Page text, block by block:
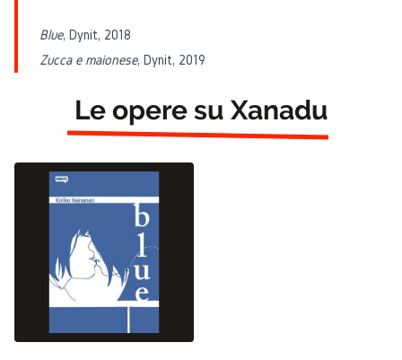
Le opere su Xanadu
Blue, Dynit, 2018
Zucca e maionese, Dynit, 2019